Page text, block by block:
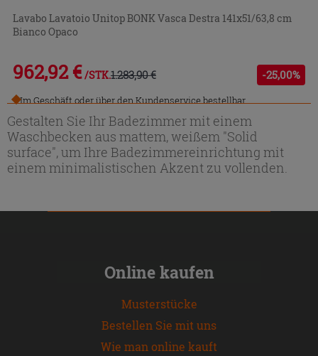
Lavabo Lavatoio Unitop BONK Vasca Destra 141x51/63,8 cm
Bianco Opaco
962,92 € /STK.1.283,90 € -25,00%
Im Geschäft oder über den Kundenservice bestellbar
Gestalten Sie Ihr Badezimmer mit einem
Waschbecken aus mattem, weißem "Solid
surface", um Ihre Badezimmereinrichtung mit
einem minimalistischen Akzent zu vollenden.
Online kaufen
Musterstücke
Bestellen Sie mit uns
Wie man online kauft